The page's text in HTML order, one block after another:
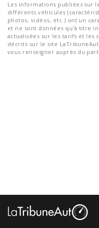
Les informations publiées sur
différents véhicules
photos, vidéos, etc.) ont un
et ne sont données qu'à titre
actualisées sur les tarifs et les
décrits sur le site
vous renseigner auprès du